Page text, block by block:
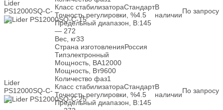
Lider
PS12000SQ-C-
15
Класс стабилизатораСтандарт
Точность регулировки, %4.5
Предельный диапазон, В:145
— 272
Вес, кг33
Страна изготовленияРоссия
В
наличииПо запросу
Lider
PS12000SQ-C-
25
Типэлектронный
Мощность, ВА12000
Мощность, Вт9600
Количество фаз1
Класс стабилизатораСтандарт
Точность регулировки, %4.5
Предельный диапазон, В:145
В
наличииПо запросу